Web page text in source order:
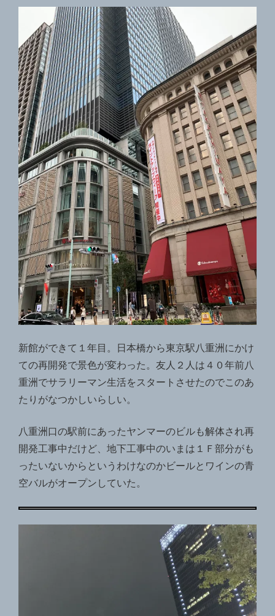
新館ができて１年目。日本橋から東京駅八重洲にかけ
ての再開発で景色が変わった。友人２人は４０年前八
重洲でサラリーマン生活をスタートさせたのでこのあ
たりがなつかしいらしい。
八重洲口の駅前にあったヤンマーのビルも解体され再
開発工事中だけど、地下工事中のいまは１Ｆ部分がも
ったいないからというわけなのかビールとワインの青
空バルがオープンしていた 。